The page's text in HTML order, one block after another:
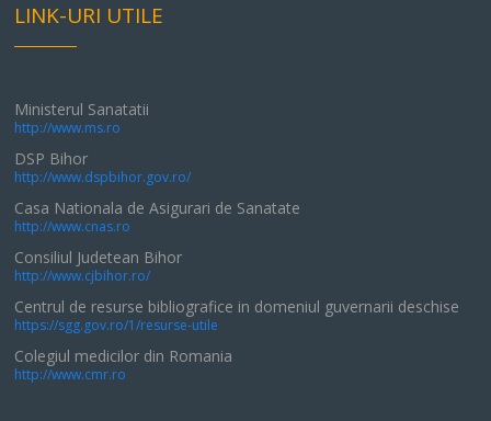
LINK-URI UTILE
Ministerul Sanatatii
http://www.ms.ro
DSP Bihor
http://www.dspbihor.gov.ro/
Casa Nationala de Asigurari de Sanatate
http://www.cnas.ro
Consiliul Judetean Bihor
http://www.cjbihor.ro/
Centrul de resurse bibliografice in domeniul guvernarii deschise
https://sgg.gov.ro/1/resurse-utile
Colegiul medicilor din Romania
http://www.cmr.ro